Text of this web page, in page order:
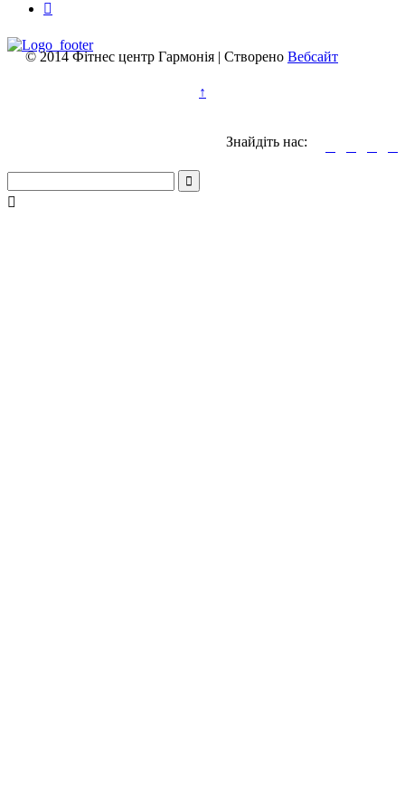

© 2014 Фітнес центр Гармонія | Створено Вебсайт
↑
Знайдіть нас:

